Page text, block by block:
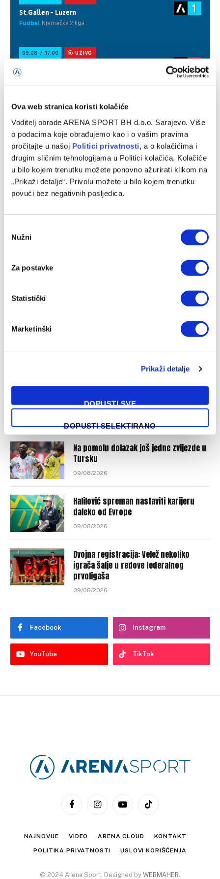
Ova web stranica koristi kolačiće
Voditelj obrade ARENA SPORT BH d.o.o. Sarajevo. Više
o podacima koje obrađujemo kao i o vašim pravima
pročitajte u našoj Politici privatnosti, a o kolačićima i
drugim sličnim tehnologijama u Politici kolačića. Kolačiće
u bilo kojem trenutku možete ponovno ažurirati klikom na
„Prikaži detalje“. Privolu možete u bilo kojem trenutku
povući bez negativnih posljedica.
Selection
Nužni
Za postavke
Statistički
Marketinški
Prikaži detalje
DOPUSTI SVE
DOPUSTI SELEKTIRANO
karijeri
Na pomolu dolazak još jedne zvijezde u
Tursku
09/08/2026
Halilović spreman nastaviti karijeru
daleko od Evrope
09/08/2026
Dvojna registracija: Velež nekoliko
igrača šalje u redove federalnog
prvoligaša
09/08/2026
Facebook Instagram
YouTube TikTok
FacebookInstagramYouTubeTikTok
NAJNOVIJE VIDEO ARENA CLOUD KONTAKT
POLITIKA PRIVATNOSTI USLOVI KORIŠĆENJA
© 2024 Arena Sport. Designed by WEBMAHER